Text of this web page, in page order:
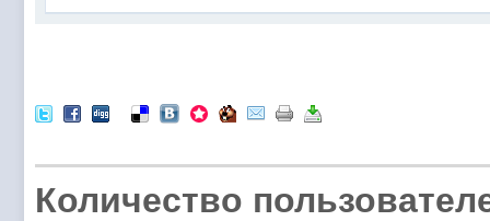
Количество